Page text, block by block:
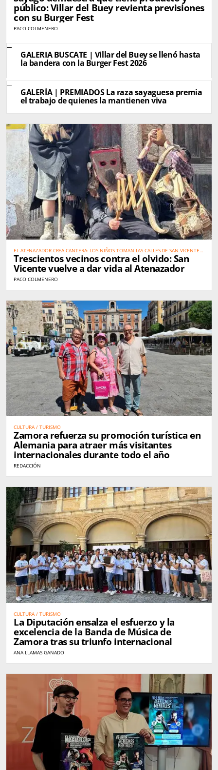
público: Villar del Buey revienta previsiones
con su Burger Fest
PACO COLMENERO
GALERÍA BÚSCATE | Villar del Buey se llenó hasta
la bandera con la Burger Fest 2026
GALERÍA | PREMIADOS La raza sayaguesa premia
el trabajo de quienes la mantienen viva
EL ATENAZADOR CREA CANTERA: LOS NIÑOS TOMAN LAS CALLES DE SAN VICENTE
PARA SALVAR UNA TRADICIÓN
Trescientos vecinos contra el olvido: San
Vicente vuelve a dar vida al Atenazador
PACO COLMENERO
CULTURA / TURISMO
Zamora refuerza su promoción turística en
Alemania para atraer más visitantes
internacionales durante todo el año
REDACCIÓN
CULTURA / TURISMO
La Diputación ensalza el esfuerzo y la
excelencia de la Banda de Música de
Zamora tras su triunfo internacional
ANA LLAMAS GANADO